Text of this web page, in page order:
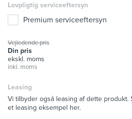
Lovpligtig serviceeftersyn
Premium serviceeftersyn
Vejledende pris
Din pris
ekskl. moms
inkl. moms
Leasing
Vi tilbyder også leasing af dette produkt.
et leasing eksempel her.